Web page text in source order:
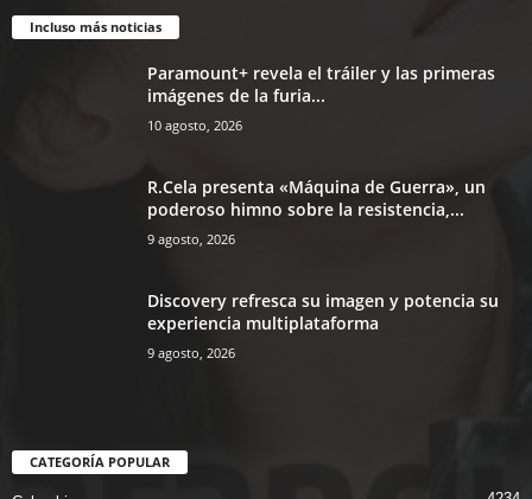
Incluso más noticias
Paramount+ revela el tráiler y las primeras
imágenes de la furia...
10 agosto, 2026
R.Cela presenta «Máquina de Guerra», un
poderoso himno sobre la resistencia,...
9 agosto, 2026
Discovery refresca su imagen y potencia su
experiencia multiplataforma
9 agosto, 2026
CATEGORÍA POPULAR